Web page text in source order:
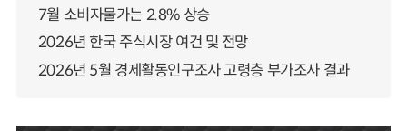
7월 소비자물가는 2.8% 상승
2026년 한국 주식시장 여건 및 전망
2026년 5월 경제활동인구조사 고령층 부가조사 결과